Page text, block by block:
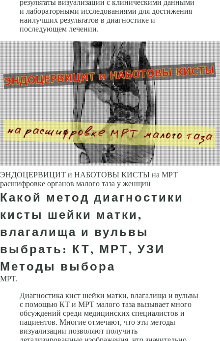
результаты визуализации с клиническими данными
и лабораторными исследованиями для достижения
наилучших результатов в диагностике и
последующем лечении.
ЭНДОЦЕРВИЦИТ и НАБОТОВЫ КИСТЫ на МРТ
расшифровке органов малого таза у женщин
Какой метод диагностики
кисты шейки матки,
влагалища и вульвы
выбрать: КТ, МРТ, УЗИ
Методы выбора
МРТ.
Диагностика кист шейки матки, влагалища и вульвы
с помощью КТ и МРТ малого таза вызывает много
обсуждений среди медицинских специалистов и
пациентов. Многие отмечают, что эти методы
визуализации позволяют получить